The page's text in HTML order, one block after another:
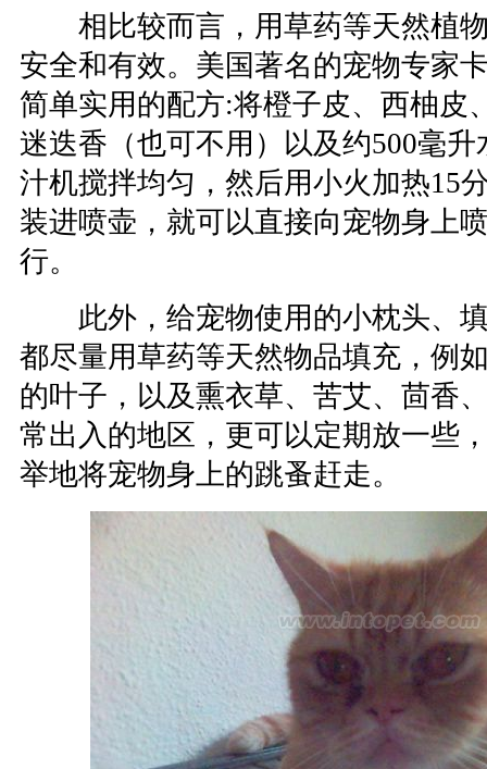
相比较而言，用草药等天然植物
安全和有效。美国著名的宠物专家
简单实用的配方:将橙子皮、西柚皮
迷迭香（也可不用）以及约500毫
汁机搅拌均匀，然后用小火加热15
装进喷壶，就可以直接向宠物身上
行。
此外，给宠物使用的小枕头、填
都尽量用草药等天然物品填充，例
的叶子，以及熏衣草、苦艾、茴香
常出入的地区，更可以定期放一些
举地将宠物身上的跳蚤赶走。